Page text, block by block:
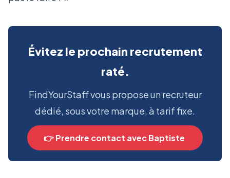
Évitez le prochain recrutement
raté.
FindYourStaff vous propose un recruteur
dédié, sous votre marque, à tarif fixe.
👉 Prendre contact avec Baptiste